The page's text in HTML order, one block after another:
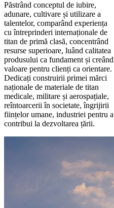
Păstrând conceptul de iubire,
adunare, cultivare și utilizare a
talentelor, comparând experiența
cu întreprinderi internaționale de
titan de primă clasă, concentrând
resurse superioare, luând calitatea
produsului ca fundament și creând
valoare pentru clienți ca orientare.
Dedicați construirii primei mărci
naționale de materiale de titan
medicale, militare și aerospațiale,
reîntoarcerii în societate, îngrijirii
ființelor umane, industriei pentru a
contribui la dezvoltarea țării.